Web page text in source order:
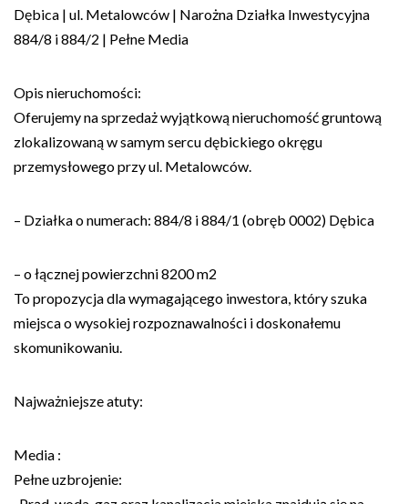
Dębica | ul. Metalowców | Narożna Działka Inwestycyjna
884/8 i 884/2 | Pełne Media
Opis nieruchomości:
Oferujemy na sprzedaż wyjątkową nieruchomość gruntową
zlokalizowaną w samym sercu dębickiego okręgu
przemysłowego przy ul. Metalowców.
– Działka o numerach: 884/8 i 884/1 (obręb 0002) Dębica
– o łącznej powierzchni 8200 m2
To propozycja dla wymagającego inwestora, który szuka
miejsca o wysokiej rozpoznawalności i doskonałemu
skomunikowaniu.
Najważniejsze atuty:
Media :
Pełne uzbrojenie: